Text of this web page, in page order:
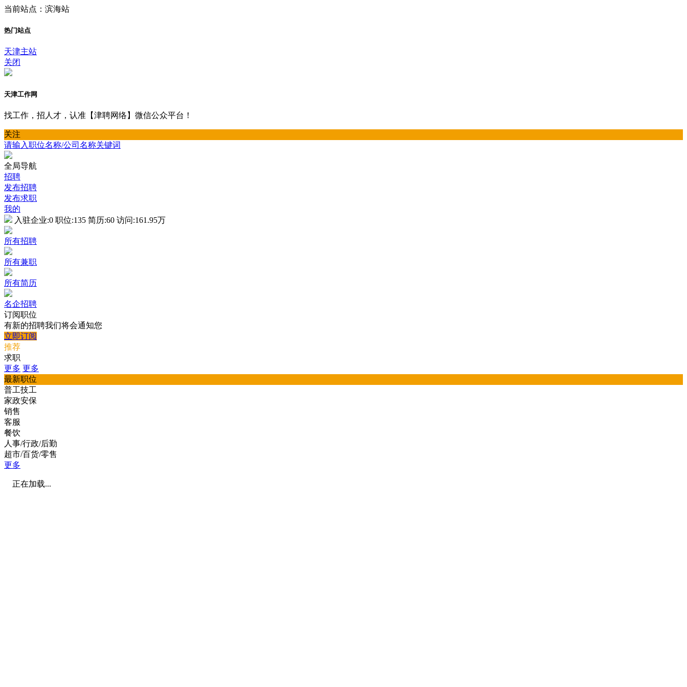
当前站点：滨海站
热门站点
天津主站
关闭
天津工作网
找工作，招人才，认准【津聘网络】微信公众平台！
关注
请输入职位名称/公司名称关键词
全局导航
招聘
发布招聘
发布求职
我的
入驻企业:0 职位:135 简历:60 访问:161.95万
所有招聘
所有兼职
所有简历
名企招聘
订阅职位
有新的招聘我们将会通知您
立即订阅
推荐
求职
更多 更多
最新职位
普工技工
家政安保
销售
客服
餐饮
人事/行政/后勤
超市/百货/零售
更多
正在加载...